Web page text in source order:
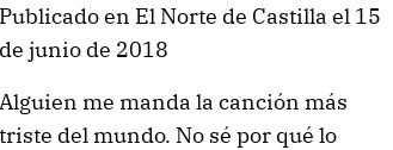
Publicado en El Norte de Castilla el 15
de junio de 2018
Alguien me manda la canción más
triste del mundo. No sé por qué lo